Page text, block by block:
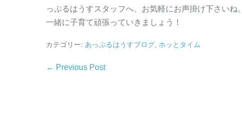
っぷるはうすスタッフへ、お気軽にお声掛け下さいね。
一緒に子育て頑張っていきましょう！
カテゴリー: あっぷるはうすブログ ホッとタイム
← Previous Post